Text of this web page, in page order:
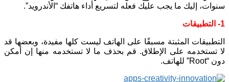
سنوات، إليك ما يجب عليك فعله لتسريع أداء هاتفك “الأندرويد”.
1- التطبيقات
التطبيقات المثبتة مسبقًا على الهاتف ليست كلها مفيدة، وبعضها قد
لا تستخدمه على الإطلاق. قم بحذف ما لا تستخدمه منها إن أمكن
دون “Root” للهاتف.